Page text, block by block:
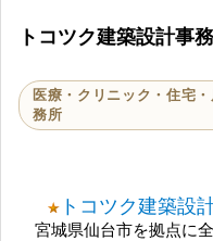
トコツク建築設計事
医療・クリニック・住宅
務所
トコツク建築設
宮城県仙台市を拠点に